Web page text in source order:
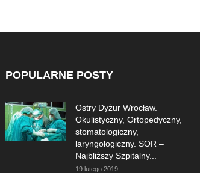
POPULARNE POSTY
Ostry Dyżur Wrocław.
Okulistyczny, Ortopedyczny,
stomatologiczny,
laryngologiczny. SOR –
Najbliższy Szpitalny...
19 lutego 2019